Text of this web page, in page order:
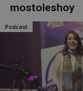
mostoleshoy
Podcast